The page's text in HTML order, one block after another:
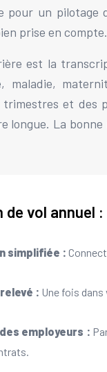
pour un pilotage
prise en compte.
est la
maladie,
et des
longue. La bonne
de vol annuel
simplifiée :
: Une fois
employeurs :